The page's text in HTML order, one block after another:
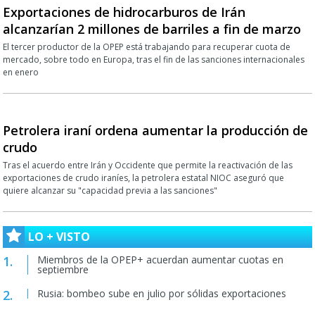
Exportaciones de hidrocarburos de Irán
alcanzarían 2 millones de barriles a fin de marzo
El tercer productor de la OPEP está trabajando para recuperar cuota de
mercado, sobre todo en Europa, tras el fin de las sanciones internacionales
en enero
Petrolera iraní ordena aumentar la producción de
crudo
Tras el acuerdo entre Irán y Occidente que permite la reactivación de las
exportaciones de crudo iraníes, la petrolera estatal NIOC aseguró que
quiere alcanzar su "capacidad previa a las sanciones"
LO + VISTO
Miembros de la OPEP+ acuerdan aumentar cuotas en
septiembre
Rusia: bombeo sube en julio por sólidas exportaciones